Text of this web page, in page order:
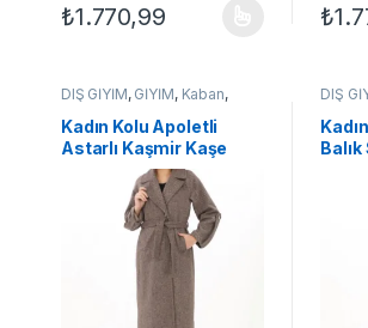
₺1.770,99
Bu ürünün birden fazla varyasyonu₺
Bu
DIŞ GİYİM, GİYİM, Kaban,
Kadın Kolu Apoletli
Astarlı Kaşmir Kaşe
Kaban – Vizon
DIŞ
Balık